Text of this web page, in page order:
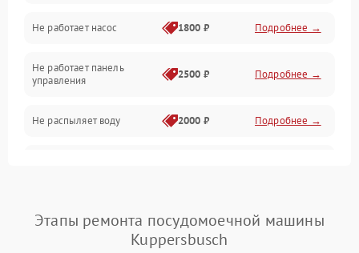
Вода
Гигиена
Программное обеспечение
Не работает насос 1800 ₽ Подробнее →
Не работает панель
управления
2500 ₽ Подробнее →
Не распыляет воду 2000 ₽ Подробнее →
Проблемы с набором
воды
1800 ₽ Подробнее →
Этапы ремонта посудомоечной машины
Kuppersbusch